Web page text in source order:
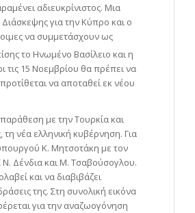
αδιευκρίνιστος. Μια
για την Κύπρο και ο
να συμμετάσχουν ως
το Ηνωμένο Βασίλειο και η
τις 15 Νοεμβρίου θα πρέπει να
να αποταθεί εκ νέου
με την Τουρκία και
νέα ελληνική κυβέρνηση. Για
Κ. Μητσοτάκη με τον
Δένδια και Μ. Τσαβούσογλου.
και να διαβιβάζει
της. Στη συνολική εικόνα
για την αναζωογόνηση